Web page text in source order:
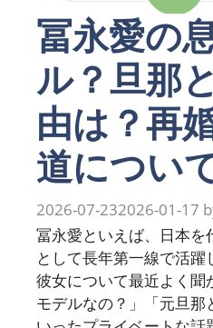
冨永愛の
ル？旦那
由は？再
道につい
2026-07-232026-01-17
冨永愛といえば、日本を
として長年第一線で活
彼女について最近よく聞
モデルなの？」「元旦那